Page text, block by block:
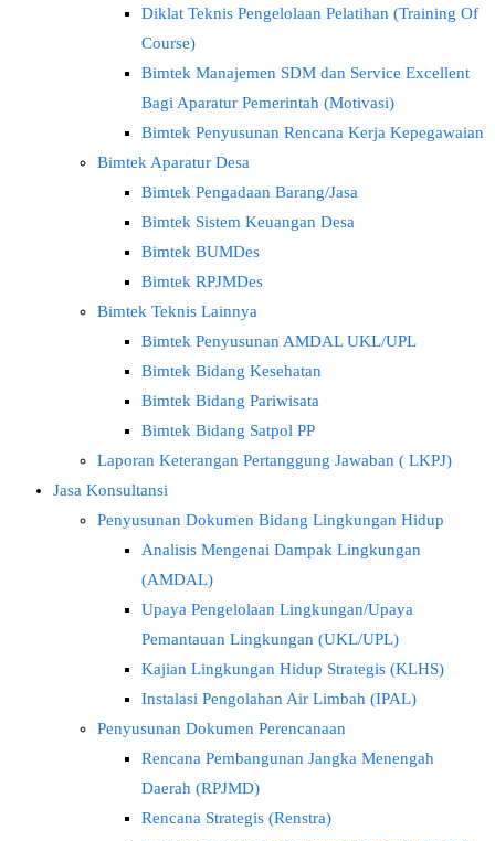
Diklat Teknis Pengelolaan Pelatihan (Training Of
Course)
Bimtek Manajemen SDM dan Service Excellent
Bagi Aparatur Pemerintah (Motivasi)
Bimtek Penyusunan Rencana Kerja Kepegawaian
Bimtek Aparatur Desa
Bimtek Pengadaan Barang/Jasa
Bimtek Sistem Keuangan Desa
Bimtek BUMDes
Bimtek RPJMDes
Bimtek Teknis Lainnya
Bimtek Penyusunan AMDAL UKL/UPL
Bimtek Bidang Kesehatan
Bimtek Bidang Pariwisata
Bimtek Bidang Satpol PP
Laporan Keterangan Pertanggung Jawaban ( LKPJ)
Jasa Konsultansi
Penyusunan Dokumen Bidang Lingkungan Hidup
Analisis Mengenai Dampak Lingkungan
(AMDAL)
Upaya Pengelolaan Lingkungan/Upaya
Pemantauan Lingkungan (UKL/UPL)
Kajian Lingkungan Hidup Strategis (KLHS)
Instalasi Pengolahan Air Limbah (IPAL)
Penyusunan Dokumen Perencanaan
Rencana Pembangunan Jangka Menengah
Daerah (RPJMD)
Rencana Strategis (Renstra)